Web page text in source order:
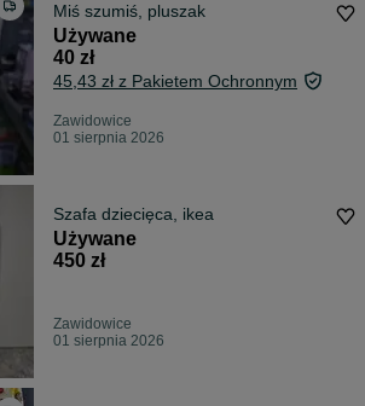
Miś szumiś, pluszak
Używane
40 zł
45,43 zł z Pakietem Ochronnym
Zawidowice
01 sierpnia 2026
Szafa dziecięca, ikea
Używane
450 zł
Zawidowice
01 sierpnia 2026